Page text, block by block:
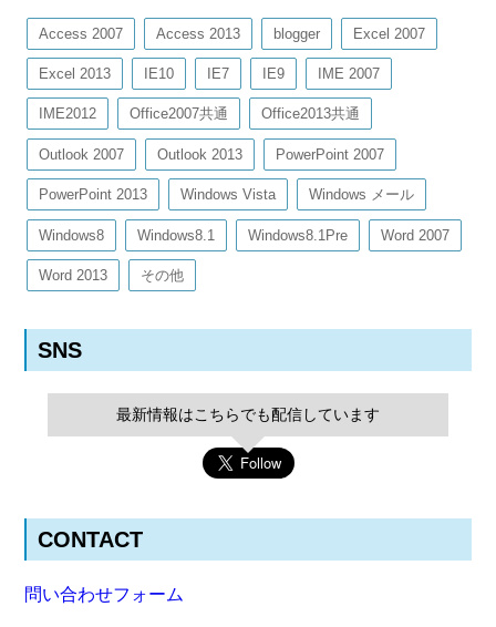
Access 2007 Access 2013 blogger Excel 2007
Excel 2013 IE10 IE7 IE9 IME 2007
IME2012 Office2007共通 Office2013共通
Outlook 2007 Outlook 2013 PowerPoint 2007
PowerPoint 2013 Windows Vista Windows メール
Windows8 Windows8.1 Windows8.1Pre Word 2007
Word 2013 その他
SNS
最新情報はこちらでも配信しています
CONTACT
問い合わせフォーム